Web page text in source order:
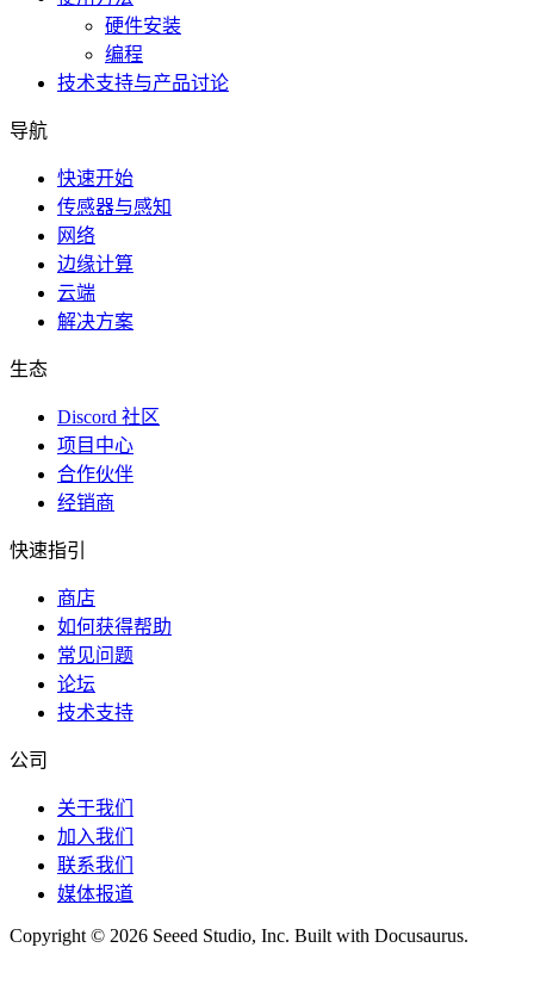
硬件安装
编程
技术支持与产品讨论
导航
快速开始
传感器与感知
网络
边缘计算
云端
解决方案
生态
Discord 社区
项目中心
合作伙伴
经销商
快速指引
商店
如何获得帮助
常见问题
论坛
技术支持
公司
关于我们
加入我们
联系我们
媒体报道
Copyright © 2026 Seeed Studio, Inc. Built with Docusaurus.